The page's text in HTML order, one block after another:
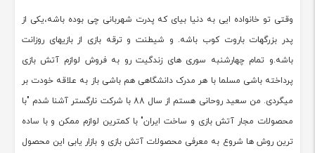
وقتی تو خانواده ایی به دنیا بیای که پدرت شهربانی چی بوده باشه،یکی از
پدر بزرگهات باروت کوب باشه. و شیطنت و ترقه بازی از بازیهای روزانت
باشه.و تمام چهارشنبه سوری های زندگیت رو به فروش لوازم آتش بازی
پرداخته باشی مسلما با هر مدرک دانشگاهی هم باشی باز به علاقه خودت بر
میگردی. من سعید روحانی هستم از سال 88 با شرکت نارگستر آشنا شدم "با
محصولات مجار آتش بازی و ساخت ایران" با کمترین لوازم ممکن و با ساده
ترین روش ها شروع به معرفی محصولات آتش بازی و بازار یابی این محصول